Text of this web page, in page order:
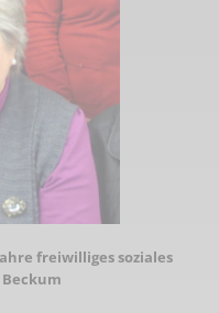
freiwilliges soziales